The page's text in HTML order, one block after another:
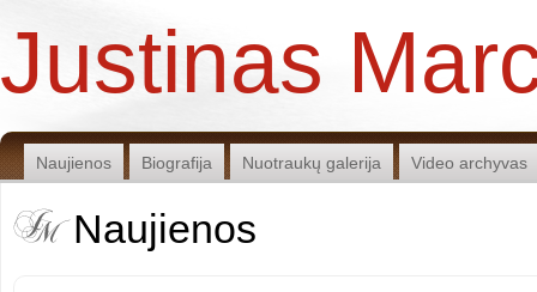
Justinas
Naujienos Biografija Nuotraukų galerija Video archyvas
Naujienos